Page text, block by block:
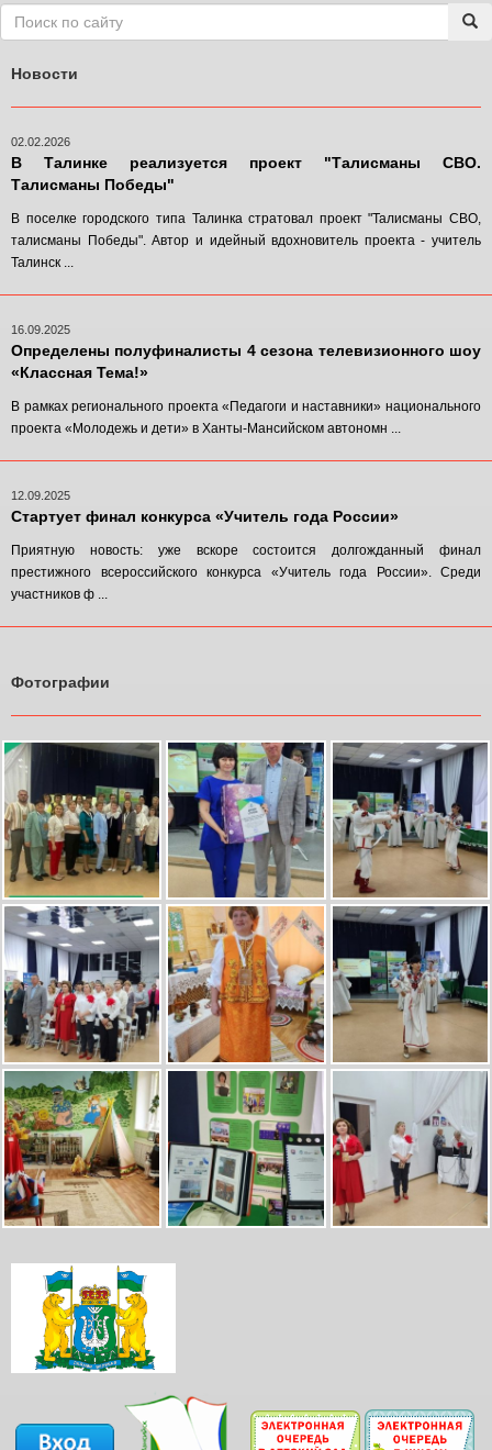
Новости
02.02.2026
В Талинке реализуется проект "Талисманы СВО.
Талисманы Победы"
В поселке городского типа Талинка стратовал проект "Талисманы СВО,
талисманы Победы". Автор и идейный вдохновитель проекта - учитель
Талинск ...
16.09.2025
Определены полуфиналисты 4 сезона телевизионного шоу
«Классная Тема!»
В рамках регионального проекта «Педагоги и наставники» национального
проекта «Молодежь и дети» в Ханты-Мансийском автономн ...
12.09.2025
Стартует финал конкурса «Учитель года России»
Приятную новость: уже вскоре состоится долгожданный финал
престижного всероссийского конкурса «Учитель года России». Среди
участников ф ...
Фотографии